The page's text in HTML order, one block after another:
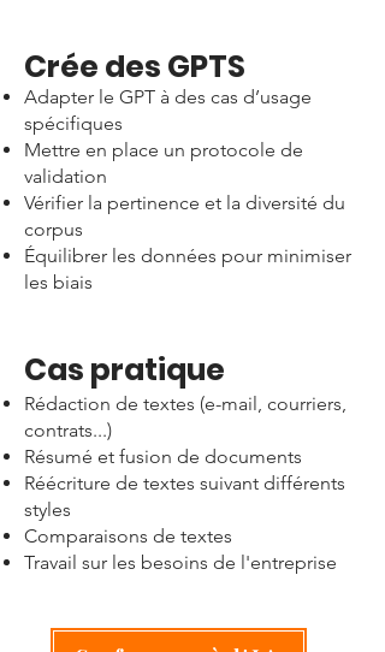
Crée des GPTS
Adapter le GPT à des cas d’usage
spécifiques
Mettre en place un protocole de
validation
Vérifier la pertinence et la diversité du
corpus
Équilibrer les données pour minimiser
les biais
Cas pratique
​Rédaction de textes (e-mail, courriers,
contrats...)
Résumé et fusion de documents
Réécriture de textes suivant différents
styles
Comparaisons de textes
Travail sur les besoins de l'entreprise